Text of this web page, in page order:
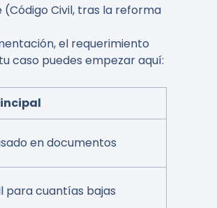
(Código Civil, tras la reforma
el requerimiento
caso puedes empezar aquí:
en documentos
para cuantías bajas